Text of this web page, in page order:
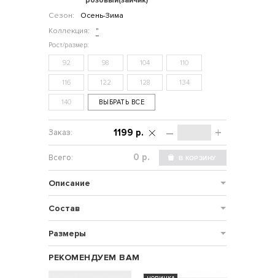
Сезон:
Осень-Зима
Коллекция:
"
92 98 104 110
116 122 128 134
140 ВЫБРАТЬ ВСЕ
– +
1199 р.
р.
Описание
Состав
Размеры
РЕКОМЕНДУЕМ ВАМ